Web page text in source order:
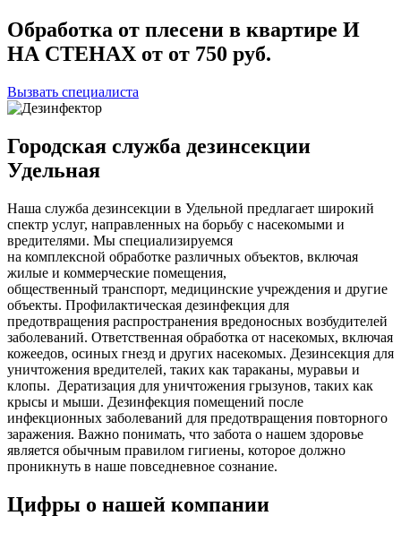
Обработка от плесени в квартире И
НА СТЕНАХ от от 750 руб.
Вызвать специалиста
Городская служба дезинсекции
Удельная
Наша служба дезинсекции в Удельной предлагает широкий
спектр услуг, направленных на борьбу с насекомыми и
вредителями. Мы специализируемся
на комплексной обработке различных объектов, включая
жилые и коммерческие помещения,
общественный транспорт, медицинские учреждения и другие
объекты. Профилактическая дезинфекция для
предотвращения распространения вредоносных возбудителей
заболеваний. Ответственная обработка от насекомых, включая
кожеедов, осиных гнезд и других насекомых. Дезинсекция для
уничтожения вредителей, таких как тараканы, муравьи и
клопы. Дератизация для уничтожения грызунов, таких как
крысы и мыши. Дезинфекция помещений после
инфекционных заболеваний для предотвращения повторного
заражения. Важно понимать, что забота о нашем здоровье
является обычным правилом гигиены, которое должно
проникнуть в наше повседневное сознание.
Цифры о нашей компании